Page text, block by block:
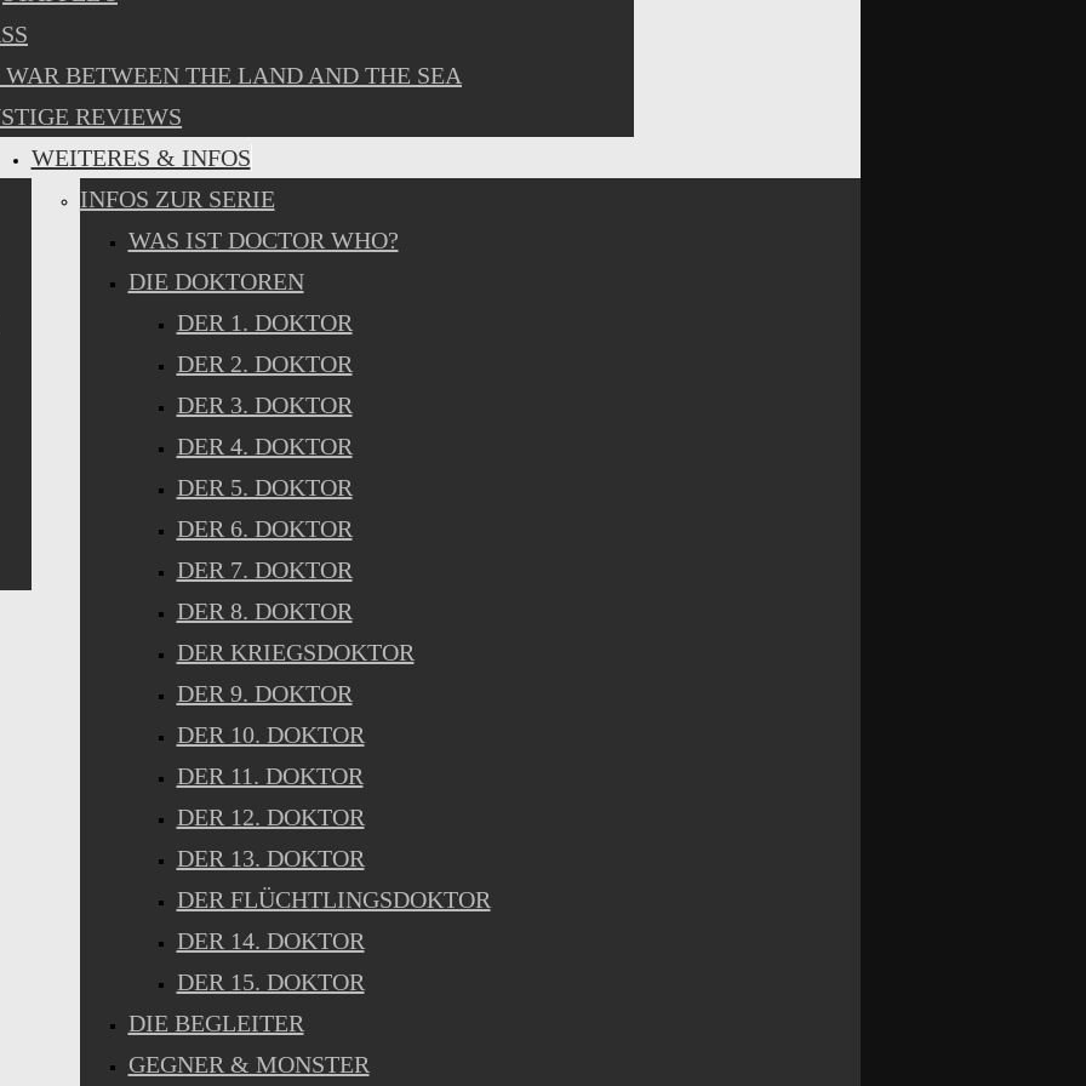
WAR BETWEEN THE LAND AND THE SEA
REVIEWS
WEITERES & INFOS
INFOS ZUR SERIE
WAS IST DOCTOR WHO?
DIE DOKTOREN
DER 1. DOKTOR
DER 2. DOKTOR
DER 3. DOKTOR
DER 4. DOKTOR
DER 5. DOKTOR
DER 6. DOKTOR
DER 7. DOKTOR
DER 8. DOKTOR
DER KRIEGSDOKTOR
DER 9. DOKTOR
DER 10. DOKTOR
DER 11. DOKTOR
DER 12. DOKTOR
DER 13. DOKTOR
DER FLÜCHTLINGSDOKTOR
DER 14. DOKTOR
DER 15. DOKTOR
DIE BEGLEITER
GEGNER & MONSTER